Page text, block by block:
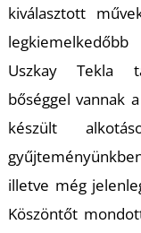
kiválasztott
Uszkay Tekla
bőséggel vannak
készült
illetve még
Köszöntőt